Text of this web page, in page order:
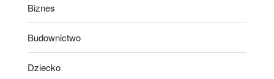
Biznes
Budownictwo
Dziecko